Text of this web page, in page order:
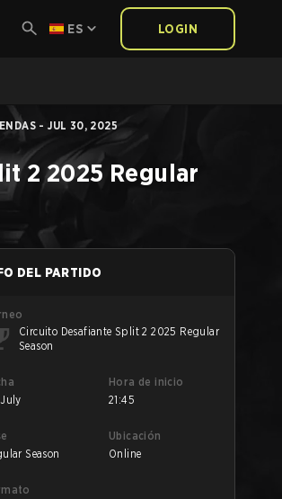
ES LOGIN
- JUL 30, 2025
2 2025 Regular
DEL PARTIDO
Circuito Desafiante Split 2 2025 Regular
Season
Hora de inicio
21:45
Season
Ubicación
Online